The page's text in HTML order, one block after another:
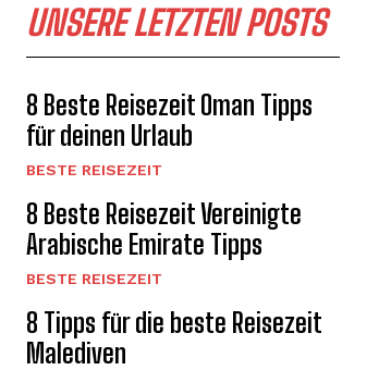
UNSERE LETZTEN POSTS
8 Beste Reisezeit Oman Tipps
für deinen Urlaub
BESTE REISEZEIT
8 Beste Reisezeit Vereinigte
Arabische Emirate Tipps
BESTE REISEZEIT
8 Tipps für die beste Reisezeit
Malediven